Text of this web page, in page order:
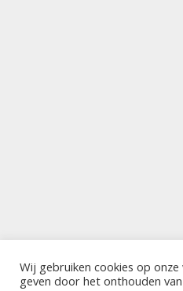
Wij gebruiken cookies op
geven door het onthouden